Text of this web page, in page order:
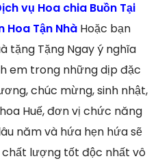
vụ Hoa chia Buồn Tại
Hoa Tận Nhà Hoặc bạn
tặng Tặng Ngay ý nghĩa
em trong những dịp đặc
chúc mừng, sinh nhật,
Huế, đơn vị chức năng
năm và hứa hẹn hứa sẽ
lượng tốt độc nhất vô